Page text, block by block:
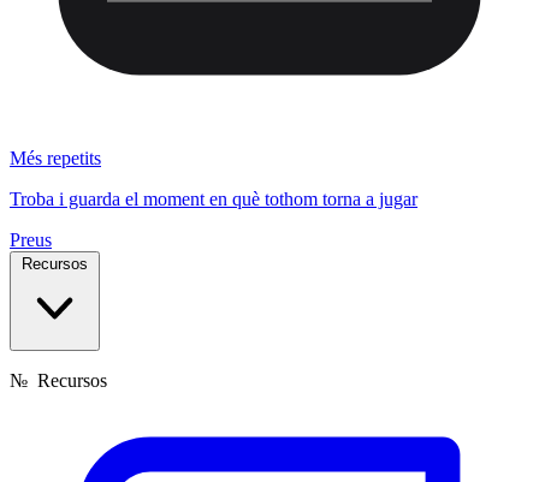
Més repetits
Troba i guarda el moment en què tothom torna a jugar
Preus
Recursos
№ Recursos